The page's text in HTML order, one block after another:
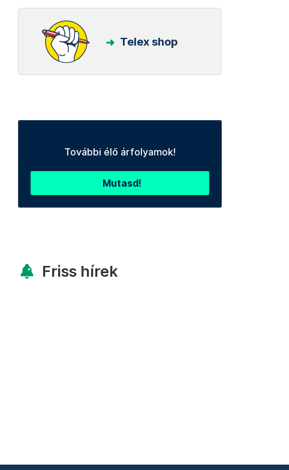
Telex shop
További élő árfolyamok!
Mutasd!
Friss hírek